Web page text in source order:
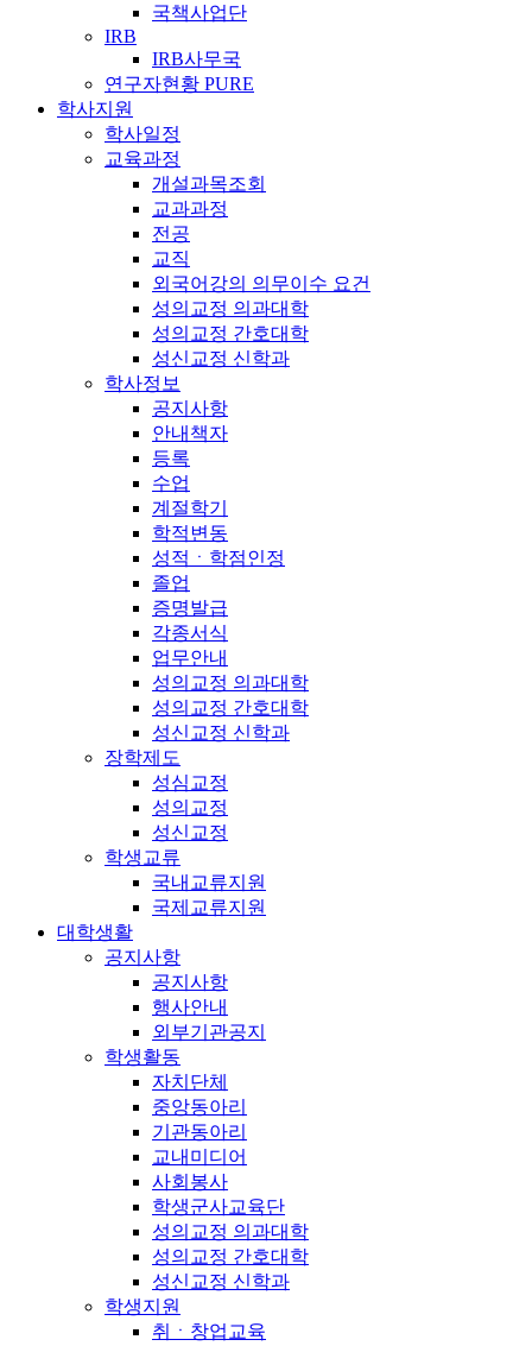
국책사업단
IRB
IRB사무국
연구자현황 PURE
학사지원
학사일정
교육과정
개설과목조회
교과과정
전공
교직
외국어강의 의무이수 요건
성의교정 의과대학
성의교정 간호대학
성신교정 신학과
학사정보
공지사항
안내책자
등록
수업
계절학기
학적변동
성적ㆍ학점인정
졸업
증명발급
각종서식
업무안내
성의교정 의과대학
성의교정 간호대학
성신교정 신학과
장학제도
성심교정
성의교정
성신교정
학생교류
국내교류지원
국제교류지원
대학생활
공지사항
공지사항
행사안내
외부기관공지
학생활동
자치단체
중앙동아리
기관동아리
교내미디어
사회봉사
학생군사교육단
성의교정 의과대학
성의교정 간호대학
성신교정 신학과
학생지원
취ㆍ창업교육